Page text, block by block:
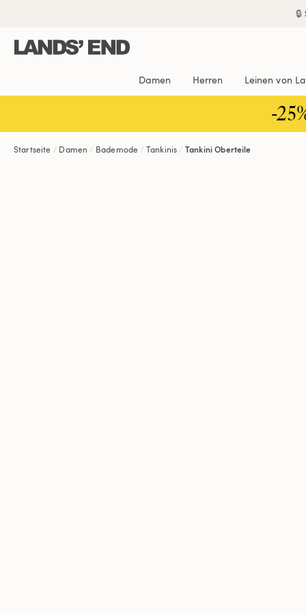
Inhalt
Navigation
Suche
Damen Herren Leinen von
-
Startseite Damen Bademode Tankinis Tankini Oberteile